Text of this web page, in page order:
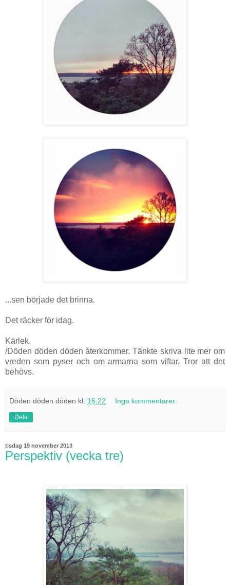
...sen började det brinna.
Det räcker för idag.
Kärlek,
/Döden döden döden återkommer. Tänkte skriva lite mer om
vreden som pyser och om armarna som viftar. Tror att det
behövs.
Döden döden döden kl. 16:22 Inga kommentarer:
Dela
tisdag 19 november 2013
Perspektiv (vecka tre)